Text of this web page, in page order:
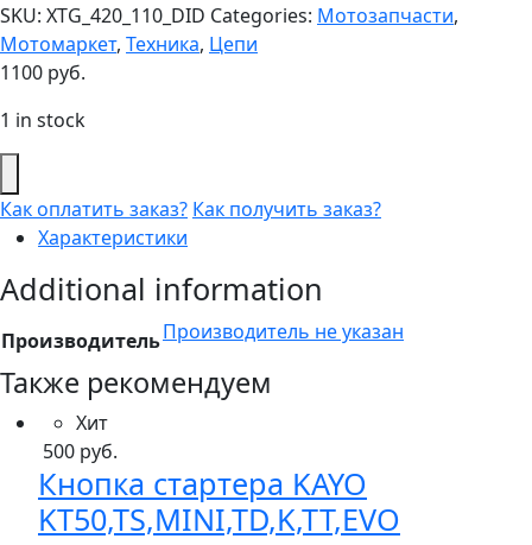
SKU: XTG_420_110_DID Categories: Мотозапчасти,
Мотомаркет, Техника, Цепи
1100 руб.
1 in stock
Как оплатить заказ? Как получить заказ?
Характеристики
Additional information
ПроизводительПроизводитель не указан
Также рекомендуем
Хит
500 руб.
Кнопка стартера KAYO
KT50,TS,MINI,TD,K,TT,EVO